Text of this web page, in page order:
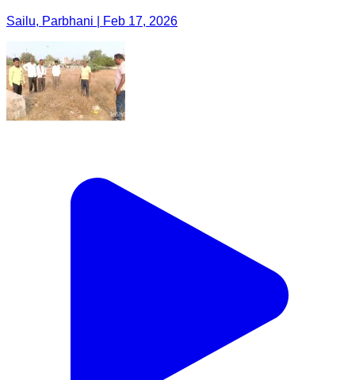
Sailu, Parbhani | Feb 17, 2026